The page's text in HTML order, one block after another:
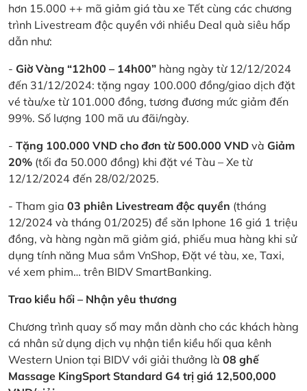
hơn 15.000 ++ mã giảm giá tàu xe Tết cùng các chương
trình Livestream độc quyền với nhiều Deal quà siêu hấp
dẫn như:
- Giờ Vàng “12h00 – 14h00” hàng ngày từ 12/12/2024
đến 31/12/2024: tặng ngay 100.000 đồng/giao dịch đặt
vé tàu/xe từ 101.000 đồng, tương đương mức giảm đến
99%. Số lượng 100 mã ưu đãi/ngày.
- Tặng 100.000 VND cho đơn từ 500.000 VND và Giảm
20% (tối đa 50.000 đồng) khi đặt vé Tàu – Xe từ
12/12/2024 đến 28/02/2025.
- Tham gia 03 phiên Livestream độc quyền (tháng
12/2024 và tháng 01/2025) để săn Iphone 16 giá 1 triệu
đồng, và hàng ngàn mã giảm giá, phiếu mua hàng khi sử
dụng tính năng Mua sắm VnShop, Đặt vé tàu, xe, Taxi,
vé xem phim… trên BIDV SmartBanking.
Trao kiều hối – Nhận yêu thương
Chương trình quay số may mắn dành cho các khách hàng
cá nhân sử dụng dịch vụ nhận tiền kiều hối qua kênh
Western Union tại BIDV với giải thưởng là 08 ghế
Massage KingSport Standard G4 trị giá 12,500,000